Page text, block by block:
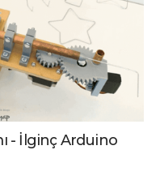
- İlginç Arduino